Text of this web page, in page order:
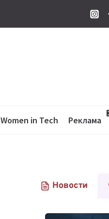
Women in Tech Реклама
Новости